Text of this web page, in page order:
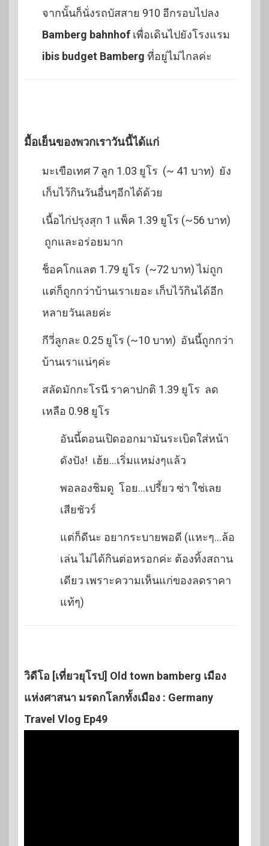
จากนั้นก็นั่งรถบัสสาย 910 อีกรอบไปลง
Bamberg bahnhof เพื่อเดินไปยังโรงแรม
ibis budget Bamberg ที่อยู่ไม่ไกลค่ะ
มื้อเย็นของพวกเราวันนี้ได้แก่
มะเขือเทศ 7 ลูก 1.03 ยูโร (~ 41 บาท) ยัง
เก็บไว้กินวันอื่นๆอีกได้ด้วย
เนื้อไก่ปรุงสุก 1 แพ็ค 1.39 ยูโร (~56 บาท)
ถูกและอร่อยมาก
ช็อคโกแลต 1.79 ยูโร (~72 บาท) ไม่ถูก
แต่ก็ถูกกว่าบ้านเราเยอะ เก็บไว้กินได้อีก
หลายวันเลยค่ะ
กีวี่ลูกละ 0.25 ยูโร (~10 บาท) อันนี้ถูกกว่า
บ้านเราแน่ๆค่ะ
สลัดมักกะโรนี ราคาปกติ 1.39 ยูโร ลด
เหลือ 0.98 ยูโร
อันนี้ตอนเปิดออกมามันระเบิดใส่หน้า
ดังปัง! เฮ้ย…เริ่มแหม่งๆแล้ว
พอลองชิมดู โอย…เปรี้ยว ซ่า ใช่เลย
เสียชัวร์
แต่ก็ดีนะ อยากระบายพอดี (แหะๆ…ล้อ
เล่น ไม่ได้กินต่อหรอกค่ะ ต้องทิ้งสถาน
เดียว เพราะความเห็นแก่ของลดราคา
แท้ๆ)
วิดีโอ [เที่ยวยุโรป] Old town bamberg เมือง
แห่งศาสนา มรดกโลกทั้งเมือง : Germany
Travel Vlog Ep49